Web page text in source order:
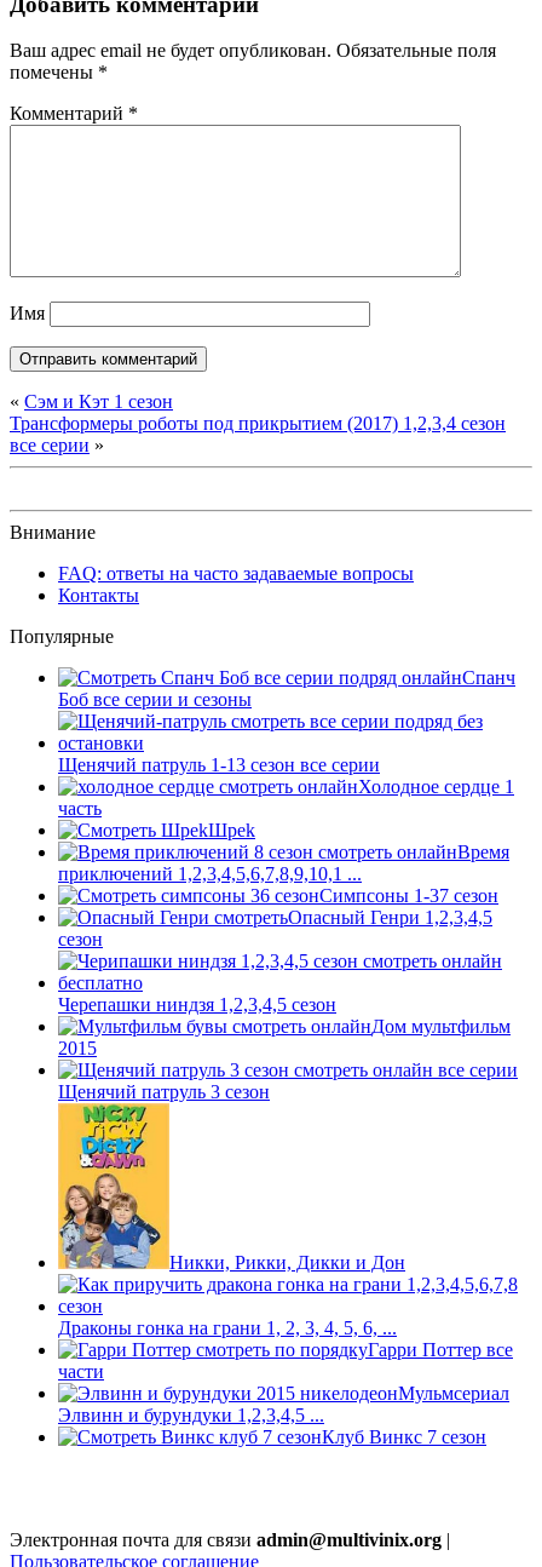
Ваш адрес email не будет опубликован. Обязательные поля
помечены *
Комментарий *
Имя
« Сэм и Кэт 1 сезон
Трансформеры роботы под прикрытием (2017) 1,2,3,4 сезон
все серии »
Внимание
FAQ: ответы на часто задаваемые вопросы
Контакты
Популярные
Спанч
Боб все серии и сезоны
Щенячий патруль 1-13 сезон все серии
Холодное сердце 1
часть
Шpek
Время
приключений 1,2,3,4,5,6,7,8,9,10,1 ...
Симпсоны 1-37 сезон
Опасный Генри 1,2,3,4,5
сезон
Черепашки ниндзя 1,2,3,4,5 сезон
Дом мультфильм
2015
Щенячий патруль 3 сезон
Никки, Рикки, Дикки и Дон
Драконы гонка на грани 1, 2, 3, 4, 5, 6, ...
Гарри Поттер все
части
Мульмсериал
Элвинн и бурундуки 1,2,3,4,5 ...
Клуб Винкс 7 сезон
Электронная почта для связи admin@multivinix.org |
Пользовательское соглашение